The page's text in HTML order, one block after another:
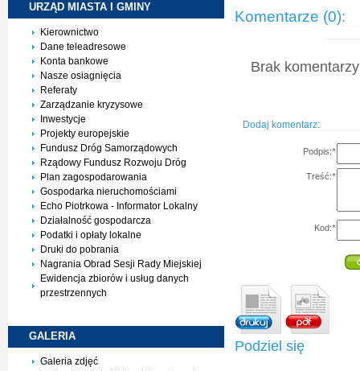
URZĄD MIASTA I GMINY
Kierownictwo
Dane teleadresowe
Konta bankowe
Nasze osiagnięcia
Referaty
Zarządzanie kryzysowe
Inwestycje
Projekty europejskie
Fundusz Dróg Samorządowych
Rządowy Fundusz Rozwoju Dróg
Plan zagospodarowania
Gospodarka nieruchomościami
Echo Piotrkowa - Informator Lokalny
Działalność gospodarcza
Podatki i opłaty lokalne
Druki do pobrania
Nagrania Obrad Sesji Rady Miejskiej
Ewidencja zbiorów i usług danych
przestrzennych
GALERIA
Galeria zdjęć
Komentarze (0):
Brak
Dodaj komentarz:
Podpis:*
Treść:*
Kod:*
Podziel się